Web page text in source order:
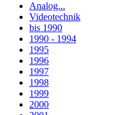
Analog...
Videotechnik
bis 1990
1990 - 1994
1995
1996
1997
1998
1999
2000